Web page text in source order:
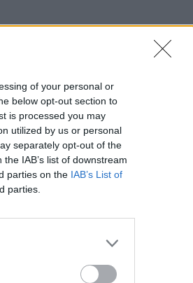
of your personal or
below opt-out section to
is processed you may
utilized by us or personal
separately opt-out of the
IAB’s list of downstream
parties on the IAB’s List of
parties.
Θερμοπλαστική: Καινοτομία
εξοικονομεί ενέργεια και